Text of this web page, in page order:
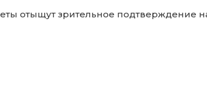
отыщут зрительное подтверждение